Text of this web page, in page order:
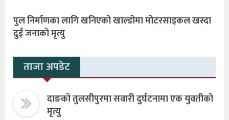
पुल निर्माणका लागि खनिएको खाल्डोमा मोटरसाइकल खस्दा
दुई जनाको मृत्यु
ताजा अपडेट
दाङको तुलसीपुरमा सवारी दुर्घटनामा एक युवतीको
मृत्यु